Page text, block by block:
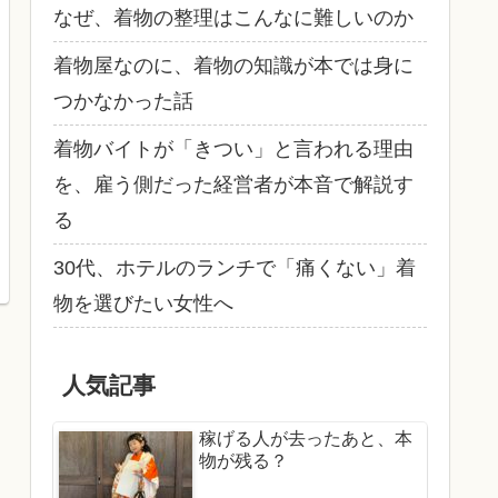
なぜ、着物の整理はこんなに難しいのか
着物屋なのに、着物の知識が本では身に
つかなかった話
着物バイトが「きつい」と言われる理由
を、雇う側だった経営者が本音で解説す
る
30代、ホテルのランチで「痛くない」着
物を選びたい女性へ
人気記事
稼げる人が去ったあと、本
物が残る？